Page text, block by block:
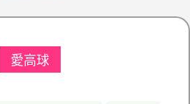
愛高球